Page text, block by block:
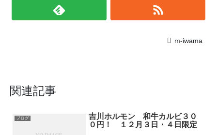
m-iwama
関連記事
ブログ
吉川ホルモン 和牛カルビ３０
０円！ １２月３日・４日限定